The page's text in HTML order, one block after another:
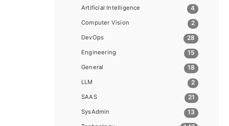
Artificial Intelligence 4
Computer Vision 2
DevOps 28
Engineering 15
General 18
LLM 2
SAAS 21
SysAdmin 13